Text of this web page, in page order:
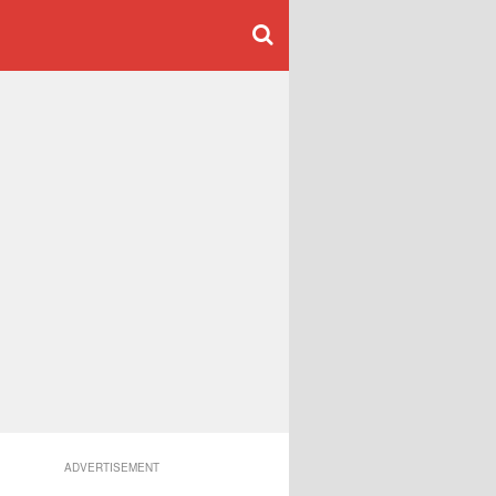
ADVERTISEMENT